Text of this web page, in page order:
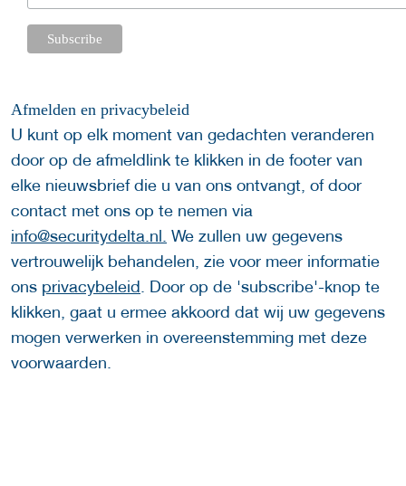
Afmelden en privacybeleid
U kunt op elk moment van gedachten veranderen
door op de afmeldlink te klikken in de footer van
elke nieuwsbrief die u van ons ontvangt, of door
contact met ons op te nemen via
info@securitydelta.nl. We zullen uw gegevens
vertrouwelijk behandelen, zie voor meer informatie
ons privacybeleid. Door op de 'subscribe'-knop te
klikken, gaat u ermee akkoord dat wij uw gegevens
mogen verwerken in overeenstemming met deze
voorwaarden.